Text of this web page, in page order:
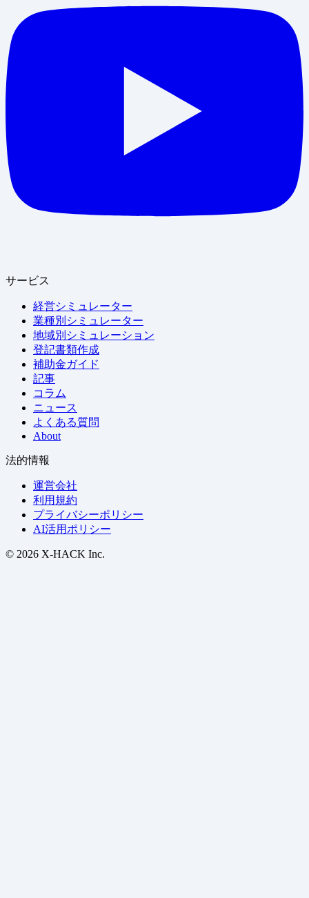
サービス
経営シミュレーター
業種別シミュレーター
地域別シミュレーション
登記書類作成
補助金ガイド
記事
コラム
ニュース
よくある質問
About
法的情報
運営会社
利用規約
プライバシーポリシー
AI活用ポリシー
© 2026 X-HACK Inc.